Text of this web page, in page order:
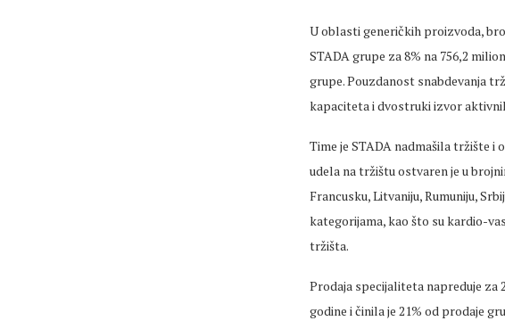
U oblasti generičkih proizvoda,
STADA grupe za 8% na 756,2
grupe. Pouzdanost snabdevanja
kapaciteta i dvostruki izvor
Time je STADA nadmašila tržište
udela na tržištu ostvaren je u
Francusku, Litvaniju, Rumuniju,
kategorijama, kao što su kardio-
tržišta.
Prodaja specijaliteta napreduje za
godine i činila je 21% od prodaje